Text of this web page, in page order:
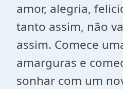
amor, alegria,
tanto assim, não
assim. Comece
amarguras e
sonhar com um